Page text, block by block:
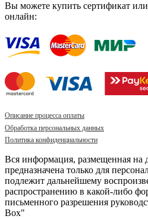
Вы можете купить сертификат
онлайн:
Описание процесса оплаты
Обработка персональных данных
Политика конфиденциальности
Вся информация, размещенная на
предназначена только для
подлежит дальнейшему
распространению в какой-либо
письменного разрешения
Box"